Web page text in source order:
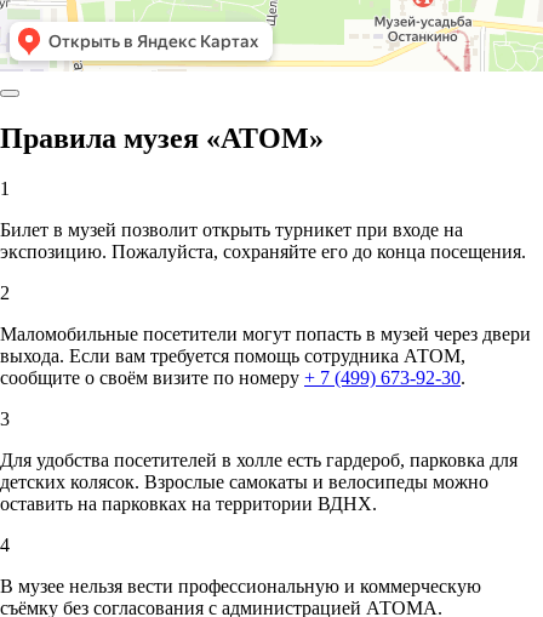
Правила музея «АТОМ»
1
Билет в музей позволит открыть турникет при входе на
экспозицию. Пожалуйста, сохраняйте его до конца посещения.
2
Маломобильные посетители могут попасть в музей через двери
выхода. Если вам требуется помощь сотрудника АТОМ,
сообщите о своём визите по номеру + 7 (499) 673-92-30.
3
Для удобства посетителей в холле есть гардероб, парковка для
детских колясок. Взрослые самокаты и велосипеды можно
оставить на парковках на территории ВДНХ.
4
В музее нельзя вести профессиональную и коммерческую
съёмку без согласования с администрацией АТОМА.